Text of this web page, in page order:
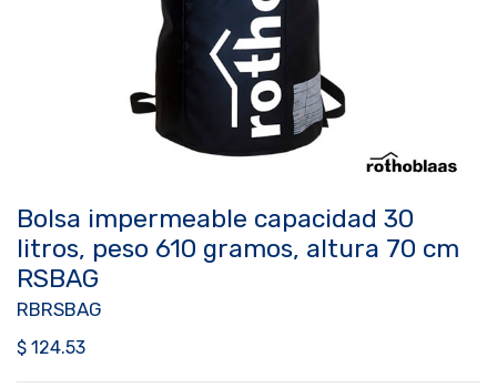
Bolsa impermeable capacidad 30
litros, peso 610 gramos, altura 70 cm
RSBAG
RBRSBAG
$ 124.53